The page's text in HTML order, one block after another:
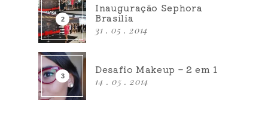
Inauguração Sephora
Brasília
31 . 05 . 2014
Desafio Makeup – 2 em 1
14 . 05 . 2014